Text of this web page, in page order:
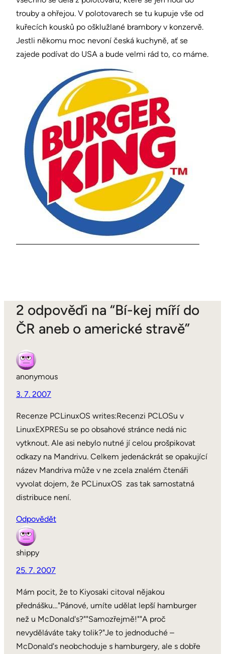
trouby a ohřejou. V polotovarech se tu kupuje vše od
kuřecích kousků po ošklužlané brambory v konzervě.
Jestli někomu moc nevoní česká kuchyně, ať se
zajede podívat do USA a bude velmi rád to, co máme.
2 odpověďi na “Bí-kej míří do
ČR aneb o americké stravě”
anonymous
3. 7. 2007
Recenze PCLinuxOS writes:Recenzi PCLOSu v
LinuxEXPRESu se po obsahové stránce nedá nic
vytknout. Ale asi nebylo nutné jí celou prošpikovat
odkazy na Mandrivu. Celkem jedenáckrát se opakující
název Mandriva může v ne zcela znalém čtenáři
vyvolat dojem, že PCLinuxOS zas tak samostatná
distribuce není.
Odpovědět
shippy
25. 7. 2007
Mám pocit, že to Kiyosaki citoval nějakou
přednášku…"Pánové, umíte udělat lepší hamburger
než u McDonald's?""Samozřejmě!""A proč
nevyděláváte taky tolik?"Je to jednoduché –
McDonald's neobchoduje s hamburgery, ale s dobře